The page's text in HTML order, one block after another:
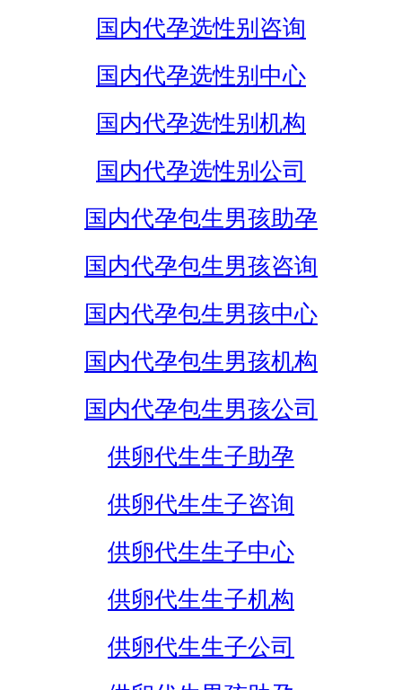
国内代孕选性别咨询
国内代孕选性别中心
国内代孕选性别机构
国内代孕选性别公司
国内代孕包生男孩助孕
国内代孕包生男孩咨询
国内代孕包生男孩中心
国内代孕包生男孩机构
国内代孕包生男孩公司
供卵代生生子助孕
供卵代生生子咨询
供卵代生生子中心
供卵代生生子机构
供卵代生生子公司